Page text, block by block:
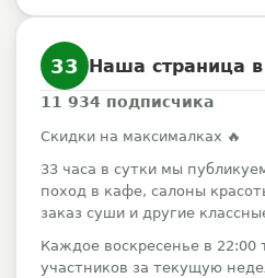
33 Наша страница в
11 934 подписчика
Скидки на максималках 🔥
33 часа в сутки мы
поход в кафе, салоны
заказ суши и другие
Каждое воскресенье в 22:00
участников за текущую